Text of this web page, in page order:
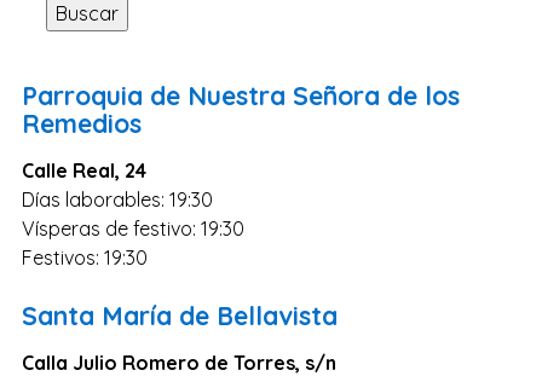
Sevilla
Santa Cruz de Tenerife
Islas Baleares
Las Palmas
Málaga
Alicante
Toledo
Buscar
Parroquia de Nuestra Señora de los
Remedios
Calle Real, 24
Días laborables: 19:30
Vísperas de festivo: 19:30
Festivos: 19:30
Santa María de Bellavista
Calla Julio Romero de Torres, s/n